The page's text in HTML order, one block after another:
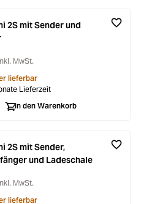
2S mit Sender und
MwSt.
lieferbar
Lieferzeit
In den Warenkorb
2S mit Sender,
und Ladeschale
MwSt.
lieferbar